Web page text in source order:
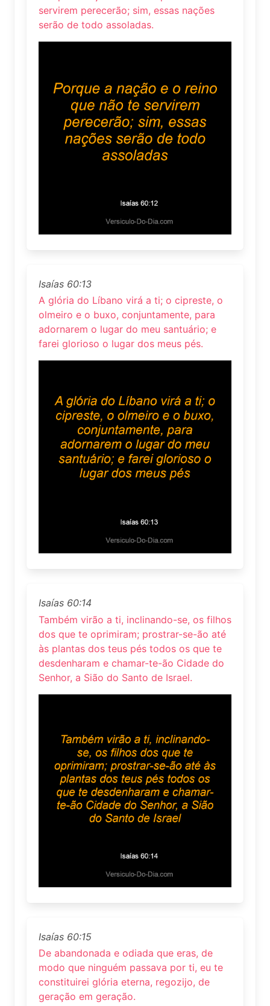
servirem perecerão; sim, essas nações
serão de todo assoladas.
Isaías 60:13
A glória do Líbano virá a ti; o cipreste, o
olmeiro e o buxo, conjuntamente, para
adornarem o lugar do meu santuário; e
farei glorioso o lugar dos meus pés.
Isaías 60:14
Também virão a ti, inclinando-se, os filhos
dos que te oprimiram; prostrar-se-ão até
às plantas dos teus pés todos os que te
desdenharam e chamar-te-ão Cidade do
Senhor, a Sião do Santo de Israel.
Isaías 60:15
De abandonada e odiada que eras, de
modo que ninguém passava por ti, eu te
constituirei glória eterna, regozijo, de
geração em geração.